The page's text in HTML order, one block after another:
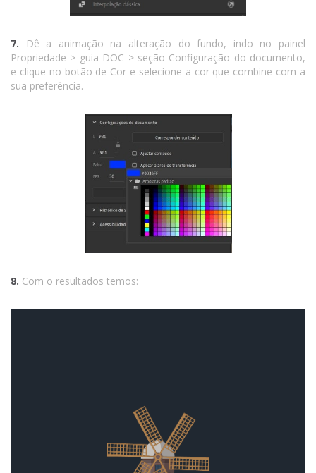
7.
Dê a animação na alteração do fundo, indo no painel
Propriedade > guia DOC > seção Configuração do documento,
e clique no botão de Cor e selecione a cor que combine com a
sua preferência.
8. Com o resultados temos: